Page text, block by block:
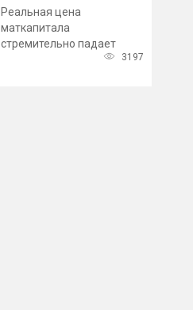
Реальная цена
маткапитала
стремительно падает
3197